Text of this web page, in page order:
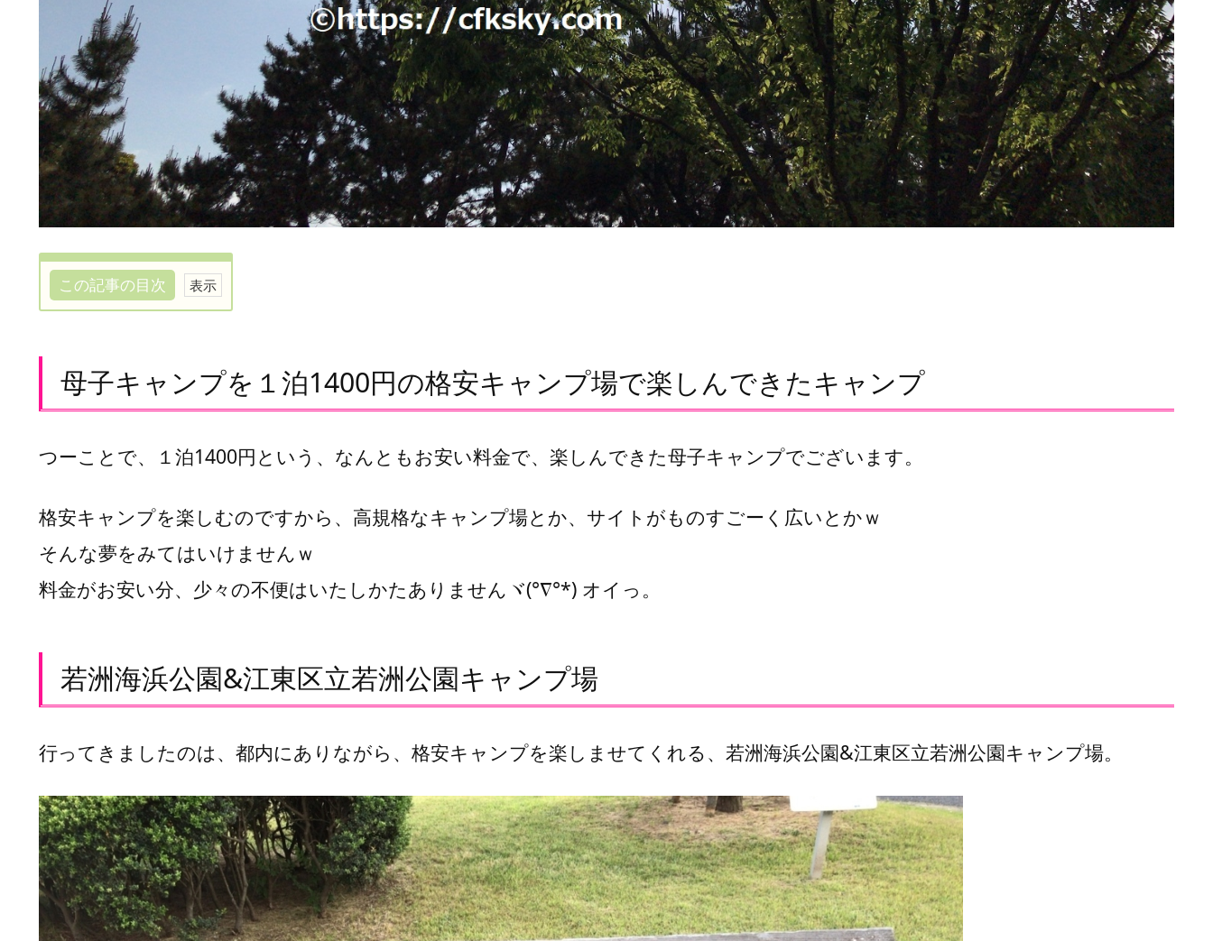
この記事の目次
キ
ャ
ン
を
泊
1
4
0
0
格
安
ャ
ン
場
で
楽
し
ん
母子キャンプを１泊1400円の格安キャンプ場で楽しんできたキャンプ
つーことで、１泊1400円という、なんともお安い料金で、楽しんできた母子キャンプでございます。
格安キャンプを楽しむのですから、高規格なキャンプ場とか、サイトがものすごーく広いとかｗ
そんな夢をみてはいけませんｗ
料金がお安い分、少々の不便はいたしかたありませんヾ(°∇°*) オイっ。
若洲海浜公園&江東区立若洲公園キャンプ場
行ってきましたのは、都内にありながら、格安キャンプを楽しませてくれる、若洲海浜公園&江東区立若洲公園キャンプ場。